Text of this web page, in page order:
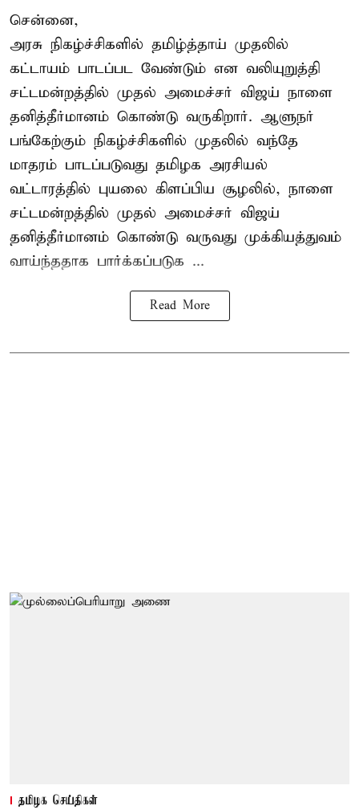
சென்னை,
அரசு நிகழ்ச்சிகளில் தமிழ்த்தாய் முதலில்
கட்டாயம் பாடப்பட வேண்டும் என வலியுறுத்தி
சட்டமன்றத்தில் முதல் அமைச்சர் விஜய் நாளை
தனித்தீர்மானம் கொண்டு வருகிறார். ஆளுநர்
பங்கேற்கும் நிகழ்ச்சிகளில் முதலில் வந்தே
மாதரம் பாடப்படுவது தமிழக அரசியல்
வட்டாரத்தில் புயலை கிளப்பிய சூழலில், நாளை
சட்டமன்றத்தில் முதல் அமைச்சர் விஜய்
தனித்தீர்மானம் கொண்டு வருவது முக்கியத்துவம்
வாய்ந்ததாக பார்க்கப்படுக ...
Read More
தமிழக செய்திகள்